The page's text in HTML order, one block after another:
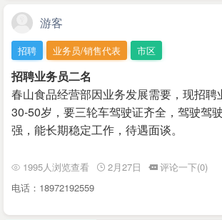
游客
招聘 业务员/销售代表 市区
招聘业务员二名
春山食品经营部因业务发展需要，现招聘
30-50岁，要三轮车驾驶证齐全，驾驶驾
强，能长期稳定工作，待遇面谈。
1995人浏览查看 2月27日
评论一下(0)
电话：18972192559